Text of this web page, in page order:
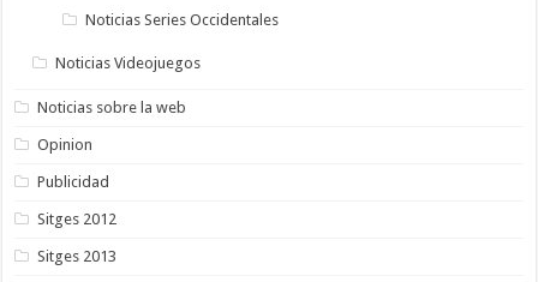
Noticias Series Occidentales
Noticias Videojuegos
Noticias sobre la web
Opinion
Publicidad
Sitges 2012
Sitges 2013